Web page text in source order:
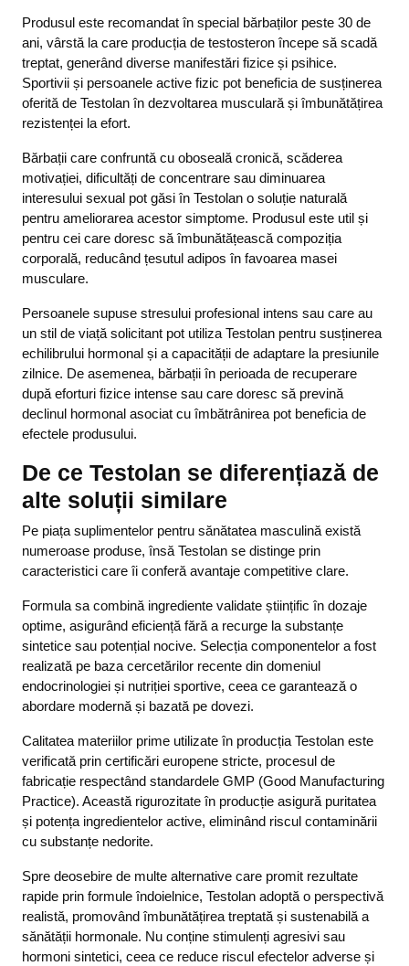
Produsul este recomandat în special bărbaților peste 30 de
ani, vârstă la care producția de testosteron începe să scadă
treptat, generând diverse manifestări fizice și psihice.
Sportivii și persoanele active fizic pot beneficia de susținerea
oferită de Testolan în dezvoltarea musculară și îmbunătățirea
rezistenței la efort.
Bărbații care confruntă cu oboseală cronică, scăderea
motivației, dificultăți de concentrare sau diminuarea
interesului sexual pot găsi în Testolan o soluție naturală
pentru ameliorarea acestor simptome. Produsul este util și
pentru cei care doresc să îmbunătățească compoziția
corporală, reducând țesutul adipos în favoarea masei
musculare.
Persoanele supuse stresului profesional intens sau care au
un stil de viață solicitant pot utiliza Testolan pentru susținerea
echilibrului hormonal și a capacității de adaptare la presiunile
zilnice. De asemenea, bărbații în perioada de recuperare
după eforturi fizice intense sau care doresc să prevină
declinul hormonal asociat cu îmbătrânirea pot beneficia de
efectele produsului.
De ce Testolan se diferențiază de
alte soluții similare
Pe piața suplimentelor pentru sănătatea masculină există
numeroase produse, însă Testolan se distinge prin
caracteristici care îi conferă avantaje competitive clare.
Formula sa combină ingrediente validate științific în dozaje
optime, asigurând eficiență fără a recurge la substanțe
sintetice sau potențial nocive. Selecția componentelor a fost
realizată pe baza cercetărilor recente din domeniul
endocrinologiei și nutriției sportive, ceea ce garantează o
abordare modernă și bazată pe dovezi.
Calitatea materiilor prime utilizate în producția Testolan este
verificată prin certificări europene stricte, procesul de
fabricație respectând standardele GMP (Good Manufacturing
Practice). Această rigurozitate în producție asigură puritatea
și potența ingredientelor active, eliminând riscul contaminării
cu substanțe nedorite.
Spre deosebire de multe alternative care promit rezultate
rapide prin formule îndoielnice, Testolan adoptă o perspectivă
realistă, promovând îmbunătățirea treptată și sustenabilă a
sănătății hormonale. Nu conține stimulenți agresivi sau
hormoni sintetici, ceea ce reduce riscul efectelor adverse și